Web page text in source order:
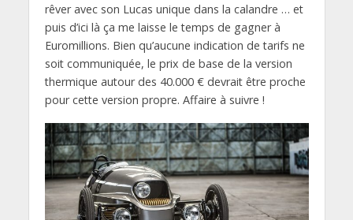
rêver avec son Lucas unique dans la calandre … et
puis d’ici là ça me laisse le temps de gagner à
Euromillions. Bien qu’aucune indication de tarifs ne
soit communiquée, le prix de base de la version
thermique autour des 40.000 € devrait être proche
pour cette version propre. Affaire à suivre !